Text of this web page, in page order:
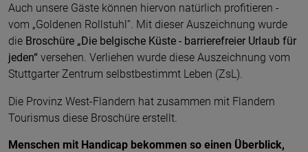
Auch unsere Gäste können hiervon natürlich profitieren -
vom „Goldenen Rollstuhl“. Mit dieser Auszeichnung wurde
die Broschüre „Die belgische Küste - barrierefreier Urlaub für
jeden“ versehen. Verliehen wurde diese Auszeichnung vom
Stuttgarter Zentrum selbstbestimmt Leben (ZsL).
Die Provinz West-Flandern hat zusammen mit Flandern
Tourismus diese Broschüre erstellt.
Menschen mit Handicap bekommen so einen Überblick,